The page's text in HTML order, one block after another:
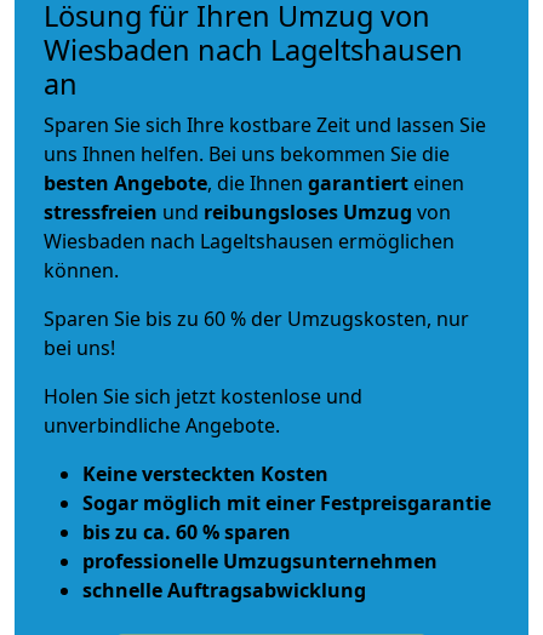
Lösung für Ihren Umzug von
Wiesbaden nach Lageltshausen
an
Sparen Sie sich Ihre kostbare Zeit und lassen Sie
uns Ihnen helfen. Bei uns bekommen Sie die
besten Angebote, die Ihnen garantiert einen
stressfreien und reibungsloses Umzug von
Wiesbaden nach Lageltshausen ermöglichen
können.
Sparen Sie bis zu 60 % der Umzugskosten, nur
bei uns!
Holen Sie sich jetzt kostenlose und
unverbindliche Angebote.
Keine versteckten Kosten
Sogar möglich mit einer Festpreisgarantie
bis zu ca. 60 % sparen
professionelle Umzugsunternehmen
schnelle Auftragsabwicklung